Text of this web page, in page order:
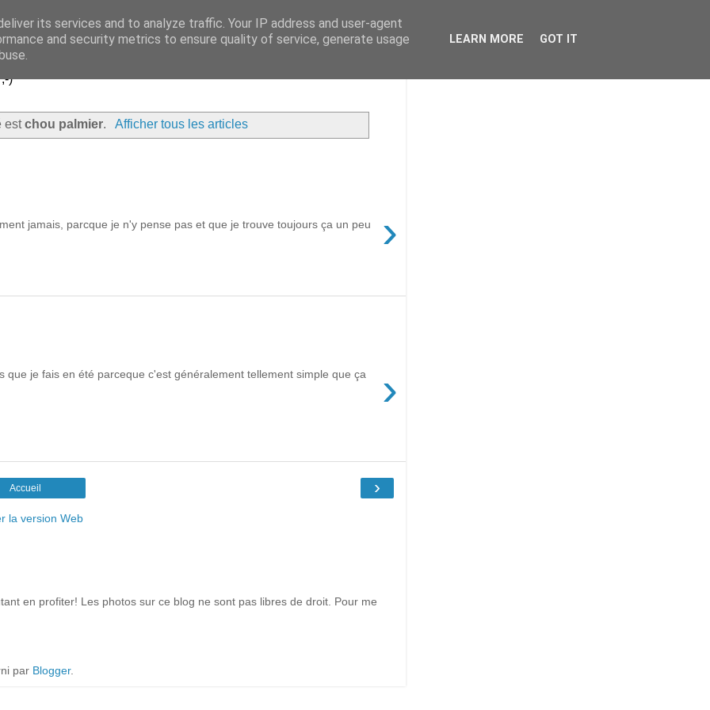
)
estchou palmier. Afficher tous les articles
›
jamais, parcque je n'y pense pas et que je trouve toujours ça un peu
›
je fais en été parceque c'est généralement tellement simple que ça
›
Accueil
la version Web
en profiter! Les photos sur ce blog ne sont pas libres de droit. Pour me
par Blogger.
its services and to analyze traffic. Your IP address and user-agent
and security metrics to ensure quality of service, generate usage
LEARN MORE GOT IT